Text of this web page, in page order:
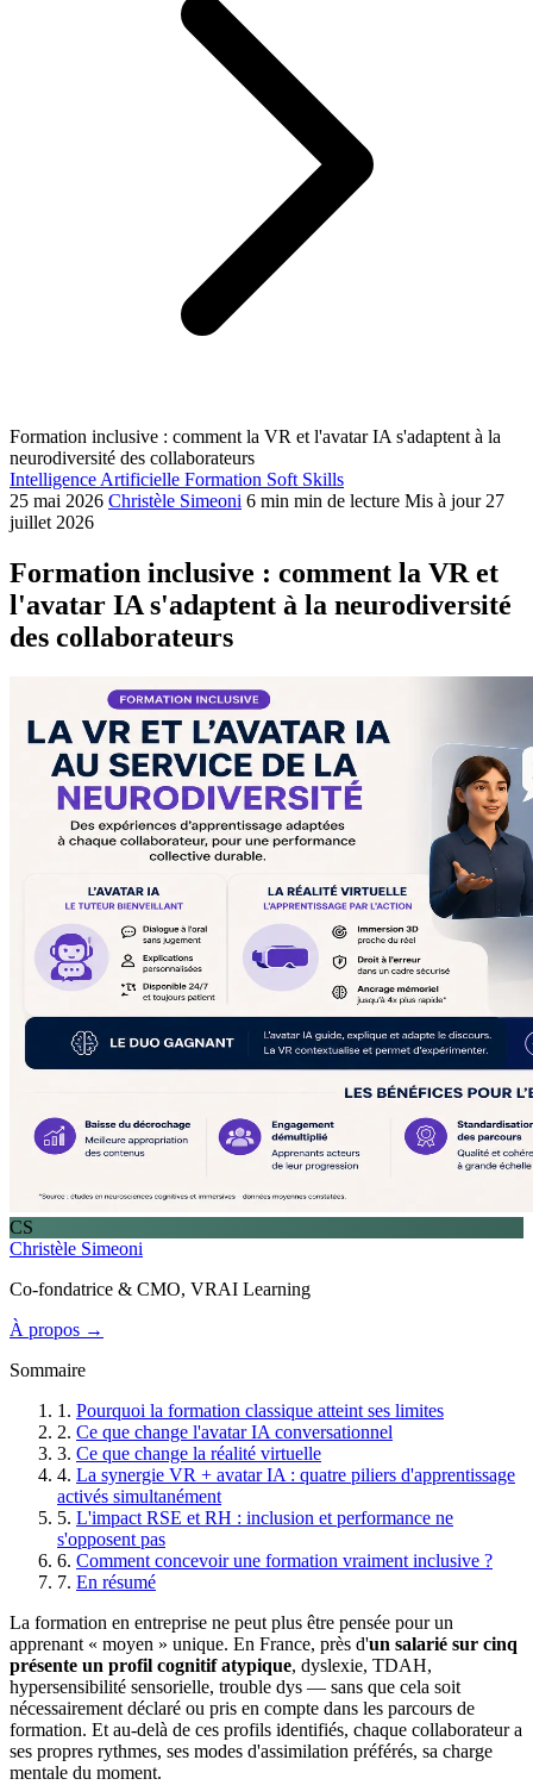
Formation inclusive : comment la VR et l'avatar IA s'adaptent à la
neurodiversité des collaborateurs
Intelligence Artificielle Formation Soft Skills
25 mai 2026 Christèle Simeoni 6 min min de lecture Mis à jour 27
juillet 2026
Formation inclusive : comment la VR et
l'avatar IA s'adaptent à la neurodiversité
des collaborateurs
CS
Christèle Simeoni
Co-fondatrice & CMO, VRAI Learning
À propos →
Sommaire
1. Pourquoi la formation classique atteint ses limites
2. Ce que change l'avatar IA conversationnel
3. Ce que change la réalité virtuelle
4. La synergie VR + avatar IA : quatre piliers d'apprentissage
activés simultanément
5. L'impact RSE et RH : inclusion et performance ne
s'opposent pas
6. Comment concevoir une formation vraiment inclusive ?
7. En résumé
La formation en entreprise ne peut plus être pensée pour un
apprenant « moyen » unique. En France, près d'un salarié sur cinq
présente un profil cognitif atypique, dyslexie, TDAH,
hypersensibilité sensorielle, trouble dys — sans que cela soit
nécessairement déclaré ou pris en compte dans les parcours de
formation. Et au-delà de ces profils identifiés, chaque collaborateur a
ses propres rythmes, ses modes d'assimilation préférés, sa charge
mentale du moment.